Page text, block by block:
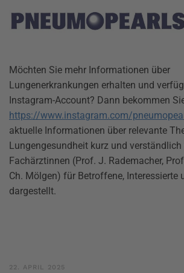
Möchten Sie mehr Informationen über
Lungenerkrankungen erhalten und
Instagram-Account? Dann bekommen
https://www.instagram.com/
aktuelle Informationen über relevante
Lungengesundheit kurz und verständlich
Fachärztinnen (Prof. J. Rademacher,
Ch. Mölgen) für Betroffene, Interessierte
dargestellt.
22. APRIL 2025